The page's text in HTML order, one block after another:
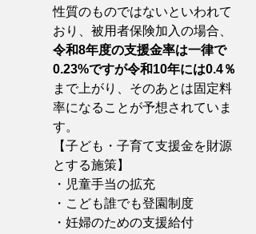
性質のものではないといわれて
おり、被用者保険加入の場合、
令和8年度の支援金率は一律で
0.23%ですが令和10年には0.4％
まで上がり、そのあとは固定料
率になることが予想されていま
す。
【子ども・子育て支援金を財源
とする施策】
・児童手当の拡充
・こども誰でも登園制度
・妊婦のための支援給付